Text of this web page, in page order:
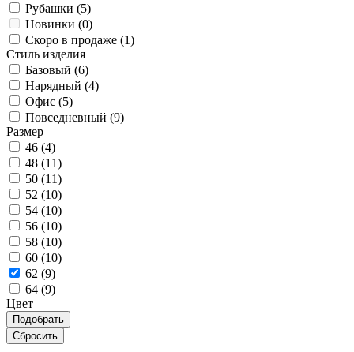
Рубашки (5)
Новинки (0)
Скоро в продаже (1)
Стиль изделия
Базовый (6)
Нарядный (4)
Офис (5)
Повседневный (9)
Размер
46 (4)
48 (11)
50 (11)
52 (10)
54 (10)
56 (10)
58 (10)
60 (10)
62 (9)
64 (9)
Цвет